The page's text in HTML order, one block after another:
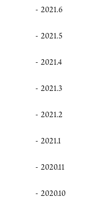
2021.6
2021.5
2021.4
2021.3
2021.2
2021.1
2020.11
2020.10